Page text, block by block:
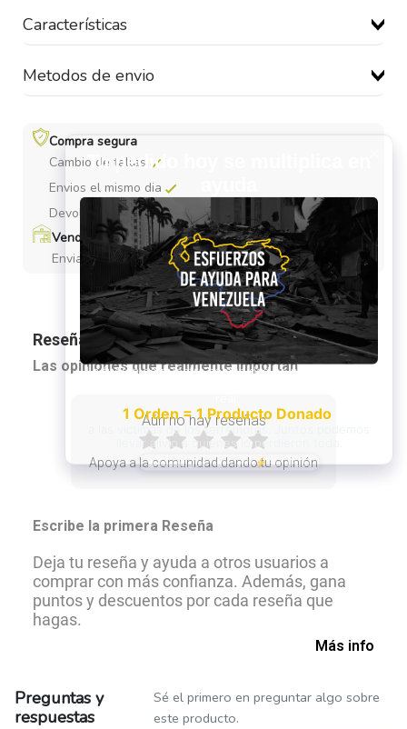
Características
Metodos de envio
Compra segura
Cambio de tallas
Envios el mismo dia
Devoluciones
Vendido por Hoolox
Enviado desde Valencia
Reseñas de nuestros clientes
Las opiniones que realmente importan
Aún no hay reseñas
Apoya a la comunidad dando tu opinión
Escribe la primera Reseña
Deja tu reseña y ayuda a otros usuarios a
comprar con más confianza. Además, gana
puntos y descuentos por cada reseña que
hagas.
Más info
Preguntas y
respuestas
Sé el primero en preguntar algo sobre
este producto.